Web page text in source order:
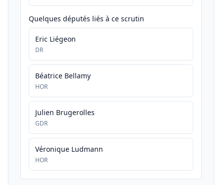
Quelques députés liés à ce scrutin
Eric Liégeon
DR
Béatrice Bellamy
HOR
Julien Brugerolles
GDR
Véronique Ludmann
HOR